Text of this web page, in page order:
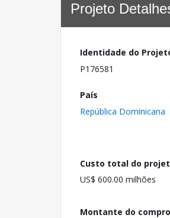
Projeto
Identidade do
P176581
País
República Dominicana
Custo total do
US$ 600.00 milhões
Montante do